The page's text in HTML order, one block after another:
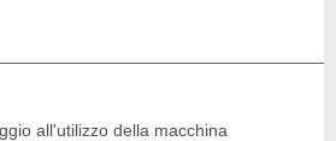
all'utilizzo della macchina